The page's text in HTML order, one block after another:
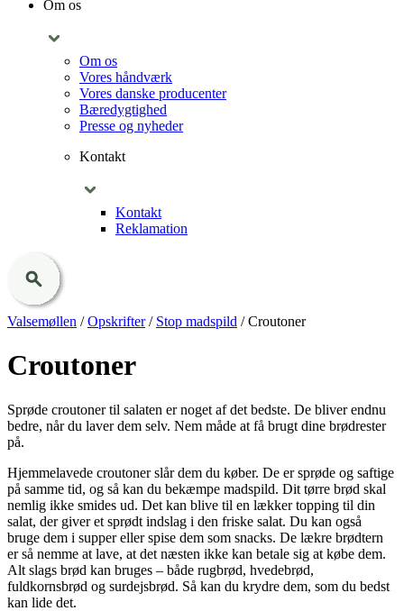
Om os
Om os
Vores håndværk
Vores danske producenter
Bæredygtighed
Presse og nyheder
Kontakt
Kontakt
Reklamation
Valsemøllen /Opskrifter/ Stop madspild /Croutoner
Croutoner
Sprøde croutoner til salaten er noget af det bedste. De bliver endnu
bedre, når du laver dem selv. Nem måde at få brugt dine brødrester
på.
Hjemmelavede croutoner slår dem du køber. De er sprøde og saftige
på samme tid, og så kan du bekæmpe madspild. Dit tørre brød skal
nemlig ikke smides ud. Det kan blive til en lækker topping til din
salat, der giver et sprødt indslag i den friske salat. Du kan også
bruge dem i supper eller spise dem som snacks. De lækre brødtern
er så nemme at lave, at det næsten ikke kan betale sig at købe dem.
Alt slags brød kan bruges – både rugbrød, hvedebrød,
fuldkornsbrød og surdejsbrød. Så kan du krydre dem, som du bedst
kan lide det.